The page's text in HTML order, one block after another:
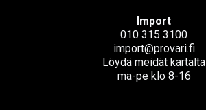
Import
010 315 3100
import@provari.fi
Löydä meidät kartalta
ma-pe klo 8-16